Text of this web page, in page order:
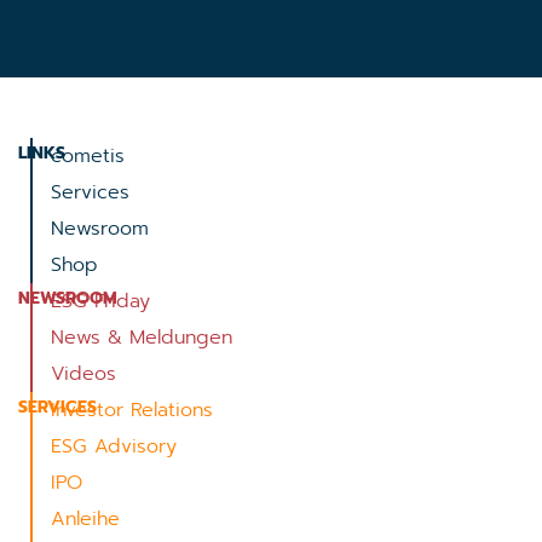
LINKScometis
Services
Newsroom
Shop
NEWSROOM
ESG Friday
News & Meldungen
Videos
SERVICES
Investor Relations
ESG Advisory
IPO
Anleihe